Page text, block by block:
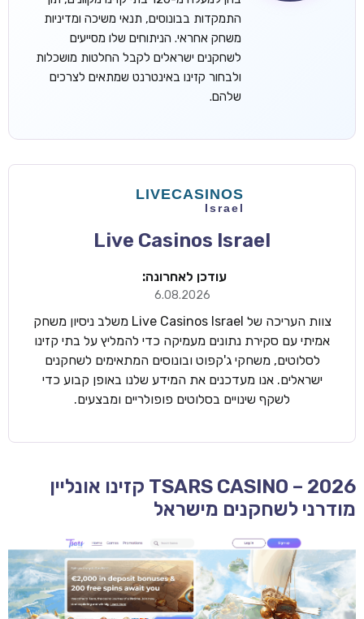
התמקדות בבונוסים, תנאי משיכה ומדיניות
משחק אחראי. הניתוחים שלו מסייעים
לשחקנים ישראלים לקבל החלטות מושכלות
ולבחור קזינו באינטרנט שמתאים לצרכים
שלהם.
Live Casinos Israel
עודכן לאחרונה:
6.08.2026
צוות העריכה של Live Casinos Israel משלב ניסיון משחק
אמיתי עם סקירת נתונים מעמיקה כדי להמליץ על בתי קזינו
לסלוטים, משחקי ג'קפוט ובונוסים המתאימים לשחקנים
ישראלים. אנו מעדכנים את המידע שלנו באופן קבוע כדי
לשקף שינויים בסלוטים פופולריים ומבצעים.
TSARS CASINO – 2026 קזינו אונליין
מודרני לשחקנים מישראל